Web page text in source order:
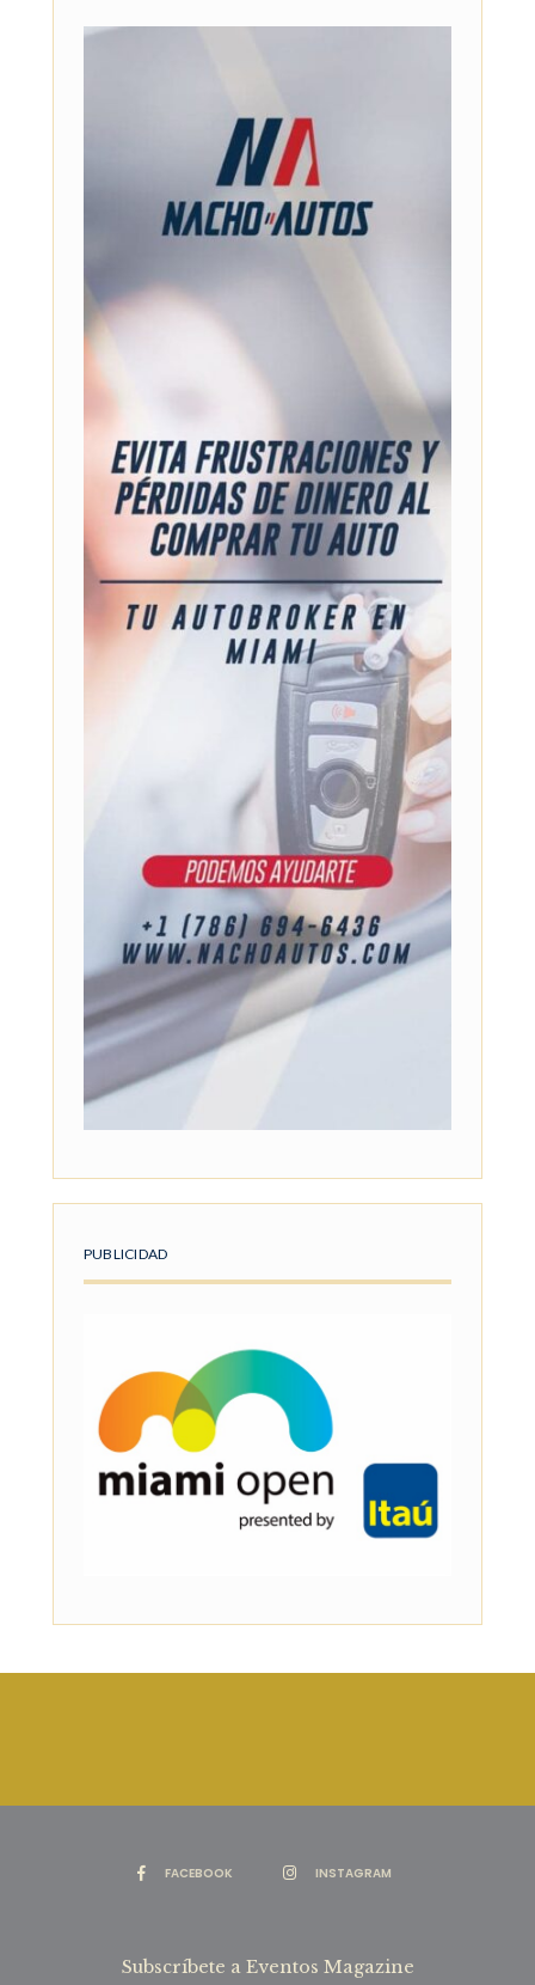
PUBLICIDAD
FACEBOOK INSTAGRAM
Subscríbete a Eventos Magazine